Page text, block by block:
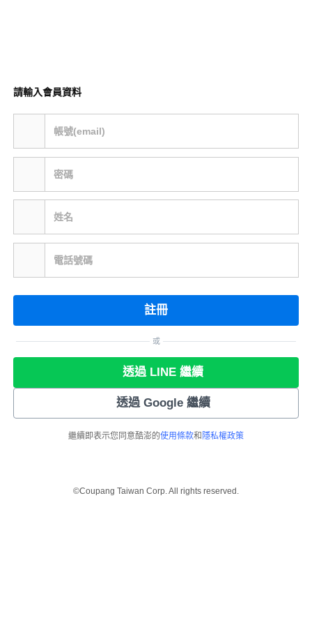
請輸入會員資料
帳號(email)
密碼
姓名
電話號碼
註冊
或
透過 LINE 繼續
透過 Google 繼續
繼續即表示您同意酷澎的使用條款和 隱私權政策
©Coupang Taiwan Corp. All rights reserved.